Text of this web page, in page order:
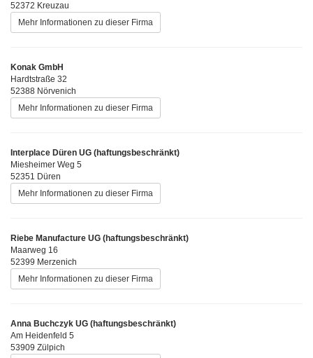
52372 Kreuzau
Mehr Informationen zu dieser Firma
Konak GmbH
Hardtstraße 32
52388 Nörvenich
Mehr Informationen zu dieser Firma
Interplace Düren UG (haftungsbeschränkt)
Miesheimer Weg 5
52351 Düren
Mehr Informationen zu dieser Firma
Riebe Manufacture UG (haftungsbeschränkt)
Maarweg 16
52399 Merzenich
Mehr Informationen zu dieser Firma
Anna Buchczyk UG (haftungsbeschränkt)
Am Heidenfeld 5
53909 Zülpich